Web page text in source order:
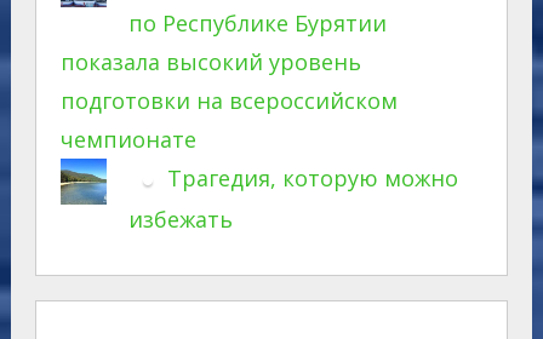
по Республике Бурятии
показала высокий уровень
подготовки на всероссийском
чемпионате
Трагедия, которую можно
избежать